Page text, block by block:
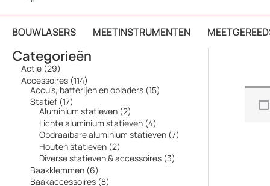
BOUWLASERS MEETINSTRUMENTEN
Categorieën
Actie 292
9
p
r
o
d
u
c
t
e
n
Accessoires 1141
1
4
p
r
o
d
u
c
e
Accu's, batterijen en opladers 151
5
d
c
Statief 171
7
p
r
o
d
u
c
t
Aluminium statieven 22
p
r
o
u
Lichte aluminium statieven 44
p
r
d
Opdraaibare aluminium statieven 77
p
Houten statieven 22
p
r
Diverse statieven & accessoires 33
p
Baakklemmen 66
p
Baakaccessoires 88